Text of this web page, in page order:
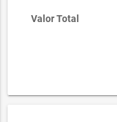
Valor Total